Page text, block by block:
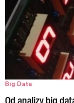
Big Data